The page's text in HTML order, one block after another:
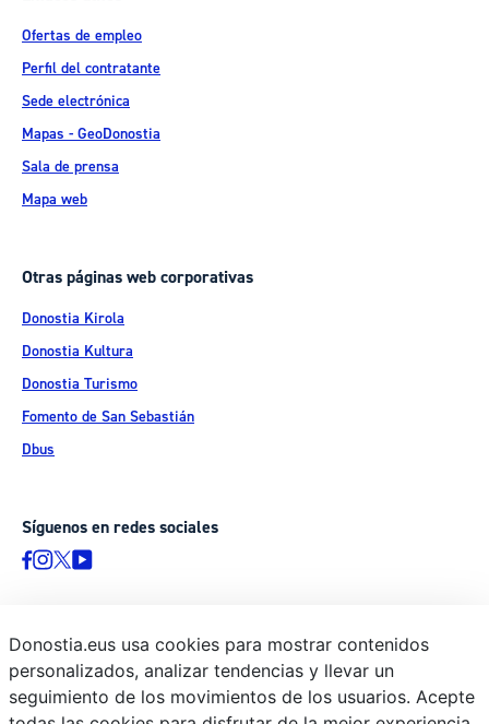
Ofertas de empleo
Perfil del contratante
Sede electrónica
Mapas - GeoDonostia
Sala de prensa
Mapa web
Otras páginas web corporativas
Donostia Kirola
Donostia Kultura
Donostia Turismo
Fomento de San Sebastián
Dbus
Síguenos en redes sociales
© Donostiako Udala - Ayuntamiento de Donostia / San Sebastián
Ijentea 1, 20003 Donostia / San Sebastián
Aviso legal
Donostia.eus usa cookies para mostrar contenidos
personalizados, analizar tendencias y llevar un
seguimiento de los movimientos de los usuarios. Acepte